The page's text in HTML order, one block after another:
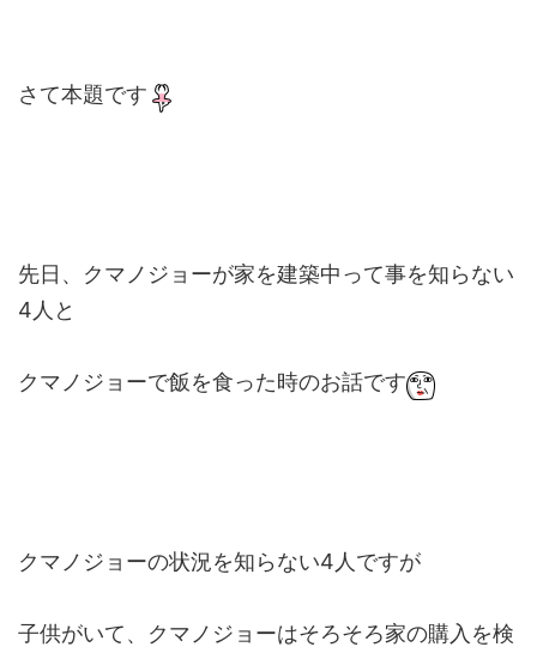
さて本題です
先日、クマノジョーが家を建築中って事を知らない
4人と
クマノジョーで飯を食った時のお話です
クマノジョーの状況を知らない4人ですが
子供がいて、クマノジョーはそろそろ家の購入を検